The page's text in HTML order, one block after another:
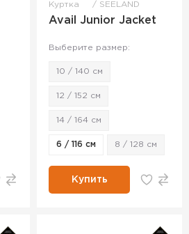
Куртка SEELAND
Avail Junior Jacket
Выберите размер:
10 / 140 см
12 / 152 см
14 / 164 см
6 / 116 см 8 / 128 см
Купить